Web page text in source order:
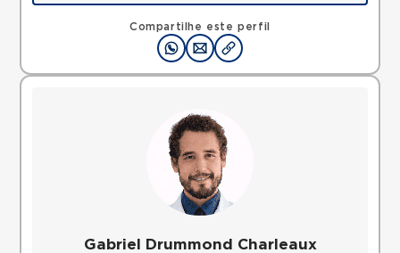
Compartilhe este perfil
Rua Tiradentes, Vila Dora, Santo Andre, SP,
09030560 •Mapa
Gabriel Drummond Charleaux